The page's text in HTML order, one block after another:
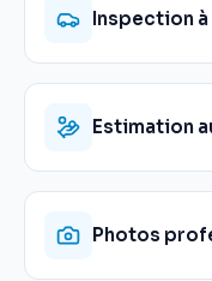
Inspection
Estimation
Photos